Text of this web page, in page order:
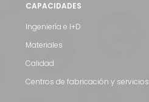
CAPACIDADES
Ingeniería e I+D
Materiales
Calidad
Centros de fabricación y servicios